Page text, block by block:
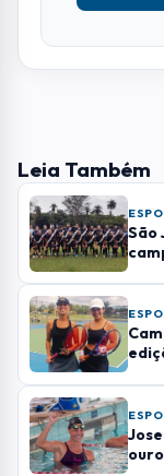
Mais Lidas
01LITORAL
histórias
02RMVALE
MC
03GILBERTO
Coluna